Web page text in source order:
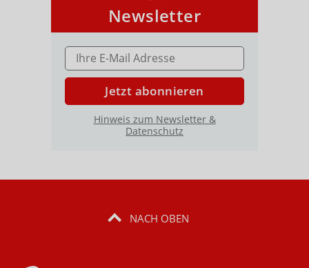
Newsletter
E-MAIL ADRESSE
Jetzt abonnieren
Hinweis zum Newsletter &
Datenschutz
NACH OBEN